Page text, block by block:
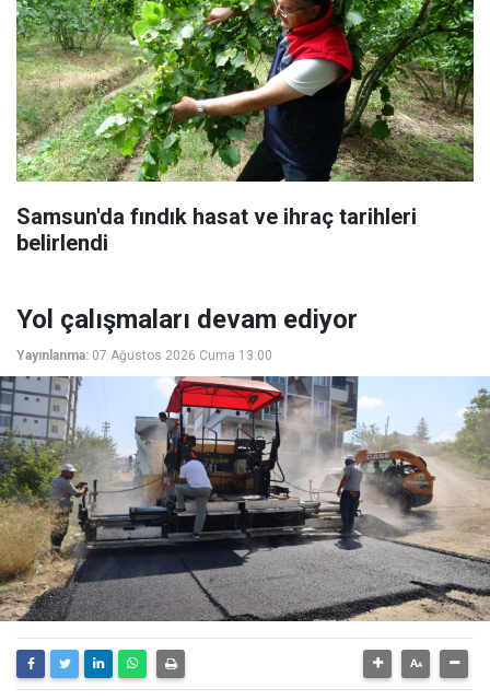
Samsun'da fındık hasat ve ihraç tarihleri
belirlendi
Yol çalışmaları devam ediyor
Yayınlanma: 07 Ağustos 2026 Cuma 13:00